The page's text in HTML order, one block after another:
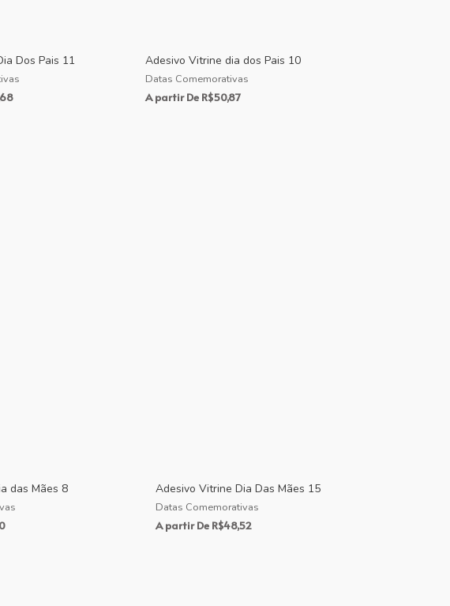
Dos Pais 11 Adesivo Vitrine dia dos Pais 10
Datas Comemorativas
A partir De R$50,87
das Mães 8 Adesivo Vitrine Dia Das Mães 15
Datas Comemorativas
A partir De R$48,52